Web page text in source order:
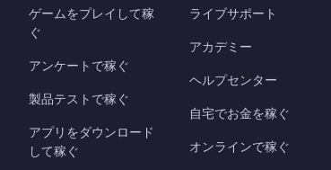
ゲームをプレイして稼
ぐ
アンケートで稼ぐ
製品テストで稼ぐ
アプリをダウンロード
して稼ぐ
ライブサポート
アカデミー
ヘルプセンター
自宅でお金を稼ぐ
オンラインで稼ぐ